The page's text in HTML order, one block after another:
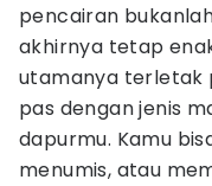
pencairan
akhirnya tetap
utamanya terletak
pas dengan jenis
dapurmu. Kamu
menumis, atau